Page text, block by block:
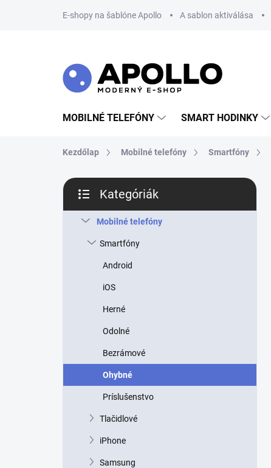
E-shopy na šablóne Apollo A sablon aktiválása
MOBILNÉ TELEFÓNY SMART HODINKY
Kezdőlap Mobilné telefóny Smartfóny
O
d
átugrása
Kategóriák
Mobilné telefóny
Smartfóny
Android
iOS
Herné
Odolné
Bezrámové
Ohybné
Príslušenstvo
Tlačidlové
iPhone
Samsung